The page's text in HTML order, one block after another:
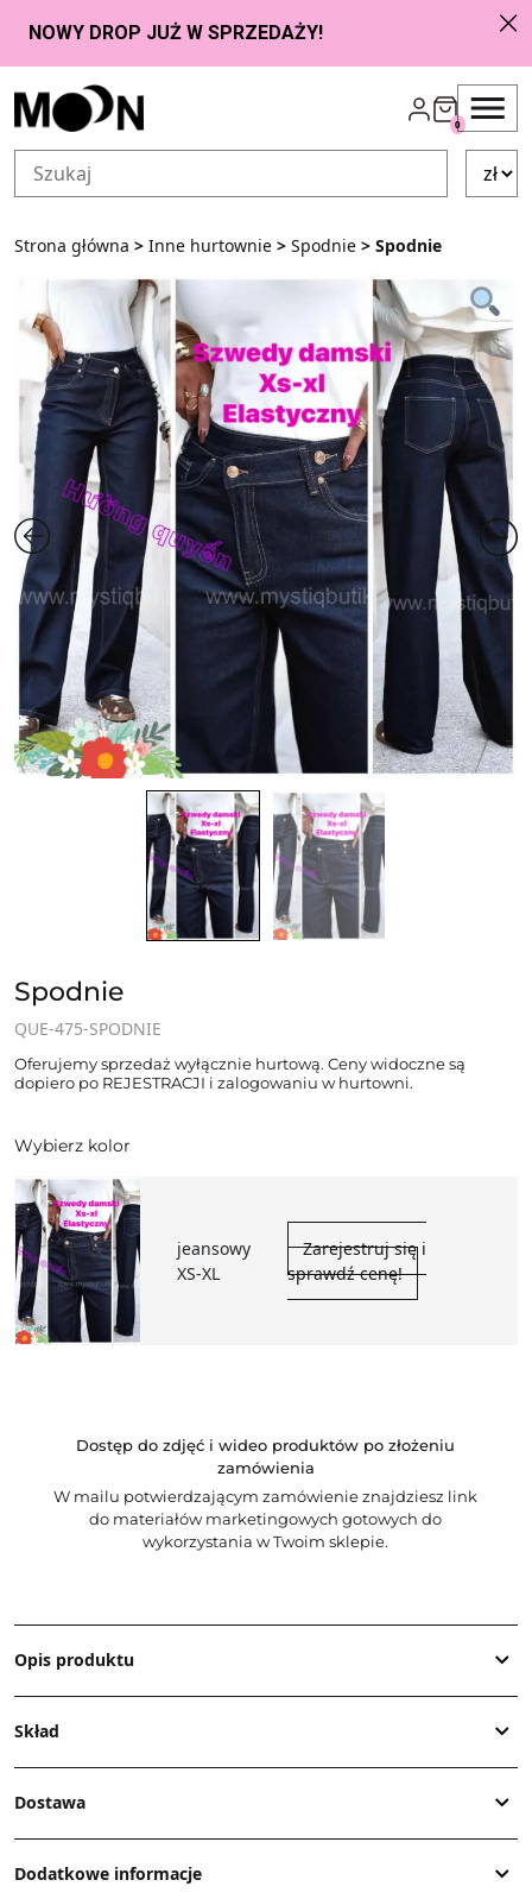
Przejdź do zawartości
0
Strona główna > Inne hurtownie > Spodnie > Spodnie
Spodnie
QUE-475-SPODNIE
Oferujemy sprzedaż wyłącznie hurtową. Ceny widoczne są
dopiero po REJESTRACJI i zalogowaniu w hurtowni.
Wybierz kolor
jeansowy
XS-XL
Zarejestruj się i
sprawdź cenę!
Dostęp do zdjęć i wideo produktów po złożeniu
zamówienia
W mailu potwierdzającym zamówienie znajdziesz link
do materiałów marketingowych gotowych do
wykorzystania w Twoim sklepie.
Opis produktu
Skład
Dostawa
Dodatkowe informacje